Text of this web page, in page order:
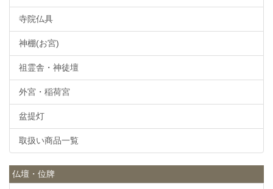
寺院仏具
神棚(お宮)
祖霊舎・神徒壇
外宮・稲荷宮
盆提灯
取扱い商品一覧
仏壇・位牌